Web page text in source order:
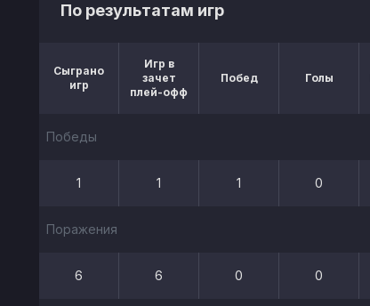
По результатам игр
Сыграно
игр
Игр в
зачет
плей-офф
Побед Голы
Победы
1 1 1 0
Поражения
6 6 0 0